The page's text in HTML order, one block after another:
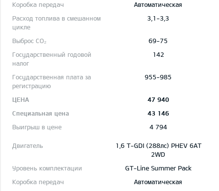
Автоматическая
3,1-3,3
69-75
142
955-985
47 940
43 146
4 794
1,6 T-GDI (288лс) PHEV 6AT
2WD
GT-Line Summer Pack
Автоматическая